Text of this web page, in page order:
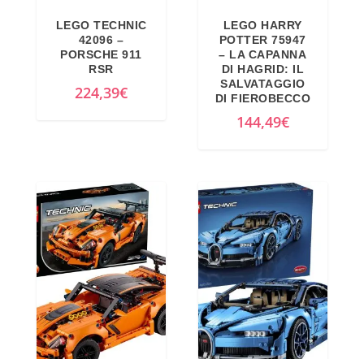
LEGO TECHNIC
42096 –
PORSCHE 911
RSR
224,39€
LEGO HARRY
POTTER 75947
– LA CAPANNA
DI HAGRID: IL
SALVATAGGIO
DI FIEROBECCO
144,49€